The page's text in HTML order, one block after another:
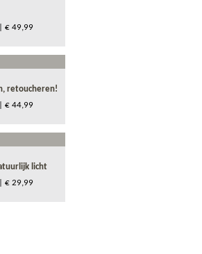
| € 49,99
retoucheren!
| € 44,99
licht
| € 29,99